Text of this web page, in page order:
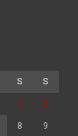
S S
1 2
8 9